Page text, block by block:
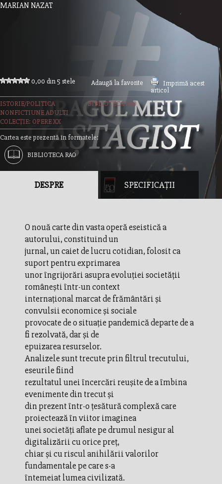
MARIAN NAZAT
0,00 din 5 stele Adaugă la favorite
Imprimă acest
articol
ISTORIE/POLITICA
BIBLIOTECA RAO
NONFICTIUNE ADULTI
COLECȚIE: OPERE XX
Cartea este prezentă în formatele:
BIBLIOTECA RAO
DESPRE SPECIFICAȚII
O nouă carte din vasta operă eseistică a
autorului, constituind un
jurnal, un caiet de lucru cotidian, folosit ca
suport pentru exprimarea
unor îngrijorări asupra evoluției societății
românești într-un context
internațional marcat de frământări și
convulsii economice și sociale
provocate de o situație pandemică departe de a
fi rezolvată, dar și de
epuizarea resurselor.
Analizele sunt trecute prin filtrul trecutului,
eseurile fiind
rezultatul unei încercări reușite de a îmbina
evenimente din trecut și
din prezent într-o țesătură complexă care
proiectează în viitor imaginea
unei societăți aflate pe drumul nesigur al
digitalizării cu orice preț,
chiar și cu riscul anihilării valorilor
fundamentale pe care s-a
întemeiat lumea civilizată.